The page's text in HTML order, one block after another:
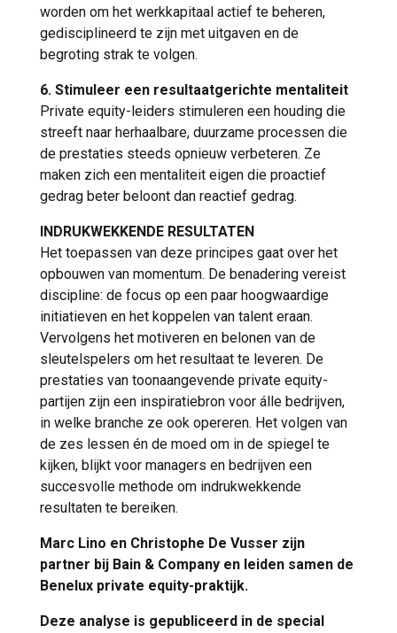
worden om het werkkapitaal actief te beheren,
gedisciplineerd te zijn met uitgaven en de
begroting strak te volgen.
6. Stimuleer een resultaatgerichte mentaliteit
Private equity-leiders stimuleren een houding die
streeft naar herhaalbare, duurzame processen die
de prestaties steeds opnieuw verbeteren. Ze
maken zich een mentaliteit eigen die proactief
gedrag beter beloont dan reactief gedrag.
INDRUKWEKKENDE RESULTATEN
Het toepassen van deze principes gaat over het
opbouwen van momentum. De benadering vereist
discipline: de focus op een paar hoogwaardige
initiatieven en het koppelen van talent eraan.
Vervolgens het motiveren en belonen van de
sleutelspelers om het resultaat te leveren. De
prestaties van toonaangevende private equity-
partijen zijn een inspiratiebron voor álle bedrijven,
in welke branche ze ook opereren. Het volgen van
de zes lessen én de moed om in de spiegel te
kijken, blijkt voor managers en bedrijven een
succesvolle methode om indrukwekkende
resultaten te bereiken.
Marc Lino en Christophe De Vusser zijn
partner bij Bain & Company en leiden samen de
Benelux private equity-praktijk.
Deze analyse is gepubliceerd in de special